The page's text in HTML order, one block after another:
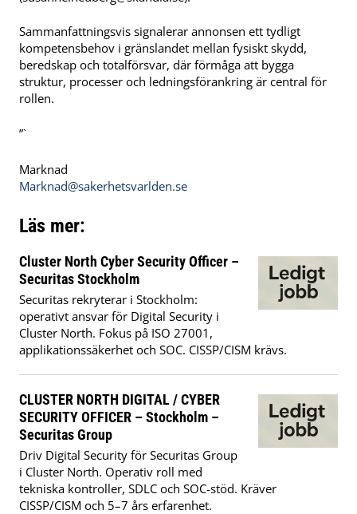
Sammanfattningsvis signalerar annonsen ett tydligt
kompetensbehov i gränslandet mellan fysiskt skydd,
beredskap och totalförsvar, där förmåga att bygga
struktur, processer och ledningsförankring är central för
rollen.
”`
Marknad
Marknad@sakerhetsvarlden.se
Läs mer:
Cluster North Cyber Security Officer –
Securitas Stockholm
Securitas rekryterar i Stockholm:
operativt ansvar för Digital Security i
Cluster North. Fokus på ISO 27001,
applikationssäkerhet och SOC. CISSP/CISM krävs.
CLUSTER NORTH DIGITAL / CYBER
SECURITY OFFICER – Stockholm –
Securitas Group
Driv Digital Security för Securitas Group
i Cluster North. Operativ roll med
tekniska kontroller, SDLC och SOC-stöd. Kräver
CISSP/CISM och 5–7 års erfarenhet.